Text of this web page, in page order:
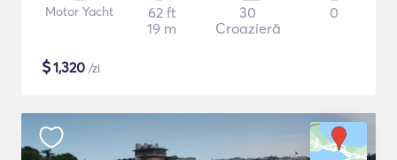
Motor Yacht
62 ft
19 m
30
Croazieră
0
$1,320 /zi